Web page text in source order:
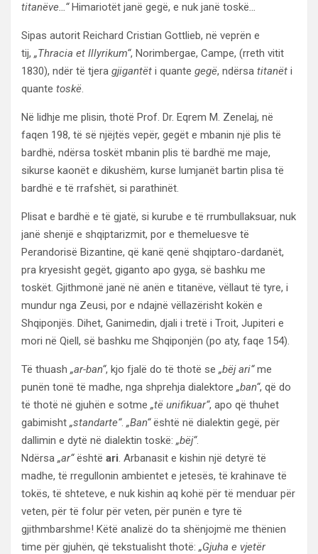
titanëve…“Himariotët janë gegë, e nuk janë toskë…
Sipas autorit Reichard Cristian Gottlieb, në veprën e
tij, „Thracia et Illyrikum“, Norimbergae, Campe, (rreth vitit
1830), ndër të tjera gjigantët i quante gegë, ndërsa titanët i
quante toskë.
Në lidhje me plisin, thotë Prof. Dr. Eqrem M. Zenelaj, në
faqen 198, të së njëjtës vepër, gegët e mbanin një plis të
bardhë, ndërsa toskët mbanin plis të bardhë me maje,
sikurse kaonët e dikushëm, kurse lumjanët bartin plisa të
bardhë e të rrafshët, si parathinët.
Plisat e bardhë e të gjatë, si kurube e të rrumbullaksuar, nuk
janë shenjë e shqiptarizmit, por e themeluesve të
Perandorisë Bizantine, që kanë qenë shqiptaro-dardanët,
pra kryesisht gegët, giganto apo gyga, së bashku me
toskët. Gjithmonë janë në anën e titanëve, vëllaut të tyre, i
mundur nga Zeusi, por e ndajnë vëllazërisht kokën e
Shqiponjës. Dihet, Ganimedin, djali i tretë i Troit, Jupiteri e
mori në Qiell, së bashku me Shqiponjën (po aty, faqe 154).
Të thuash „ar-ban“, kjo fjalë do të thotë se „bëj ari“me
punën tonë të madhe, nga shprehja dialektore „ban“, që do
të thotë në gjuhën e sotme „të unifikuar“, apo që thuhet
gabimisht „standarte“. „Ban“është në dialektin gegë, për
dallimin e dytë në dialektin toskë: „bëj“.
Ndërsa „ar“është ari. Arbanasit e kishin një detyrë të
madhe, të rregullonin ambientet e jetesës, të krahinave të
tokës, të shteteve, e nuk kishin aq kohë për të menduar për
veten, për të folur për veten, për punën e tyre të
gjithmbarshme! Këtë analizë do ta shënjojmë me thënien
time për gjuhën, që tekstualisht thotë: „Gjuha e vjetër